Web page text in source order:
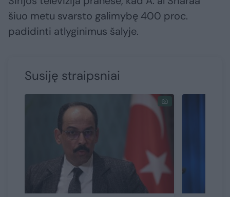
šiuo metu svarsto galimybę 400 proc.
padidinti atlyginimus šalyje.
Susiję straipsniai